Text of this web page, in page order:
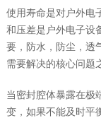
使用寿命是对户外电
和压差是户外电子设
要，防水，防尘，透
需要解决的核心问题
当密封腔体暴露在极
变，如果不能及时平